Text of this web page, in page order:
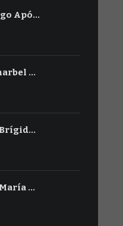
Apó…
…
Brígid…
…